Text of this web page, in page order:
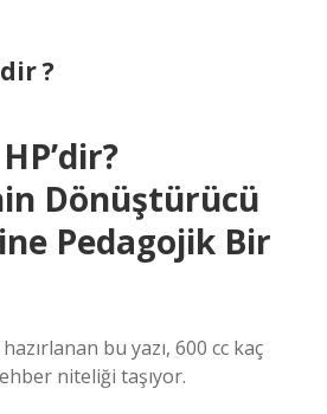
?
Dönüştürücü
Pedagojik Bir
bu yazı, 600 cc kaç
niteliği taşıyor.